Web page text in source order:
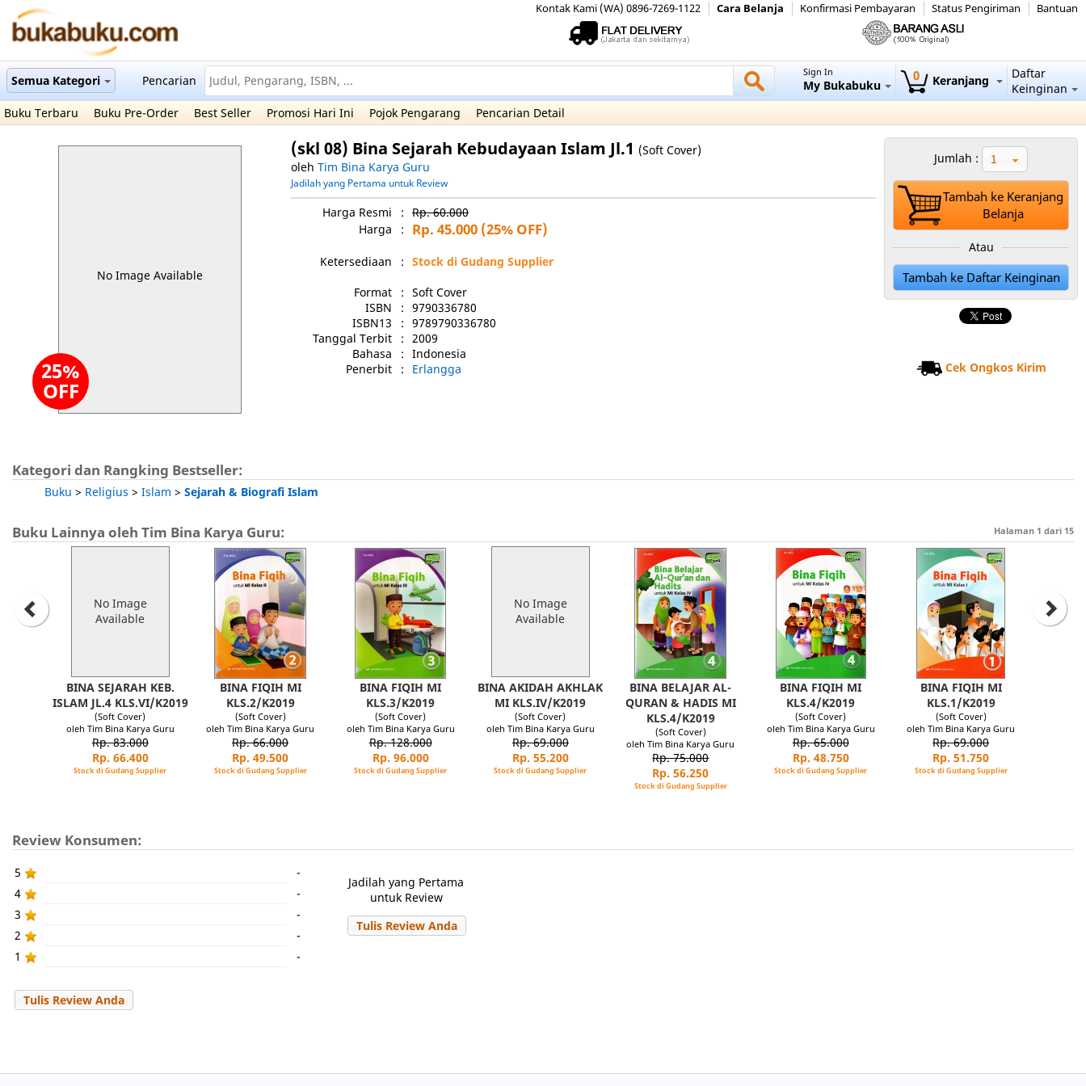
Kontak Kami (WA) 0896-7269-1122 Cara Belanja Konfirmasi Pembayaran Status Pengiriman Bantuan
Semua Kategori
Daftar
Keinginan
Pencarian 0 Keranjang
Sign In
My Bukabuku
Buku Terbaru
Buku Pre-Order Best Seller Promosi Hari Ini Pojok Pengarang Pencarian Detail
No Image Available
25%
OFF
Jumlah : 1
Tambah ke Keranjang
Belanja
Atau
Tambah ke Daftar Keinginan
Cek Ongkos Kirim
(skl 08) Bina Sejarah Kebudayaan Islam Jl.1 (Soft Cover)
oleh Tim Bina Karya Guru
Jadilah yang Pertama untuk Review
Harga Resmi : Rp. 60.000
Harga
: Rp. 45.000 (25% OFF)
Ketersediaan : Stock di Gudang Supplier
Format
: Soft Cover
ISBN
: 9790336780
ISBN13
: 9789790336780
Tanggal Terbit
: 2009
Bahasa
: Indonesia
Penerbit
: Erlangga
Kategori dan Rangking Bestseller:
Buku > Religius > Islam > Sejarah & Biografi Islam
Buku Lainnya oleh Tim Bina Karya Guru: Halaman 1 dari 15
No Image
Available
BINA SEJARAH KEB.
ISLAM JL.4 KLS.VI/K2019
(Soft Cover)
oleh Tim Bina Karya Guru
Rp. 83.000
Rp. 66.400
Stock di Gudang Supplier
BINA FIQIH MI
KLS.2/K2019
(Soft Cover)
oleh Tim Bina Karya Guru
Rp. 66.000
Rp. 49.500
Stock di Gudang Supplier
BINA FIQIH MI
KLS.3/K2019
(Soft Cover)
oleh Tim Bina Karya Guru
Rp. 128.000
Rp. 96.000
Stock di Gudang Supplier
No Image
Available
BINA AKIDAH AKHLAK
MI KLS.IV/K2019
(Soft Cover)
oleh Tim Bina Karya Guru
Rp. 69.000
Rp. 55.200
Stock di Gudang Supplier
BINA BELAJAR AL-
QURAN & HADIS MI
KLS.4/K2019
(Soft Cover)
oleh Tim Bina Karya Guru
Rp. 75.000
Rp. 56.250
Stock di Gudang Supplier
BINA FIQIH MI
KLS.4/K2019
(Soft Cover)
oleh Tim Bina Karya Guru
Rp. 65.000
Rp. 48.750
Stock di Gudang Supplier
BINA FIQIH MI
KLS.1/K2019
(Soft Cover)
oleh Tim Bina Karya Guru
Rp. 69.000
Rp. 51.750
Stock di Gudang Supplier
Review Konsumen:
5
-
4
-
3
-
2
-
1
-
Jadilah yang Pertama
untuk Review
Tulis Review Anda
Tulis Review Anda